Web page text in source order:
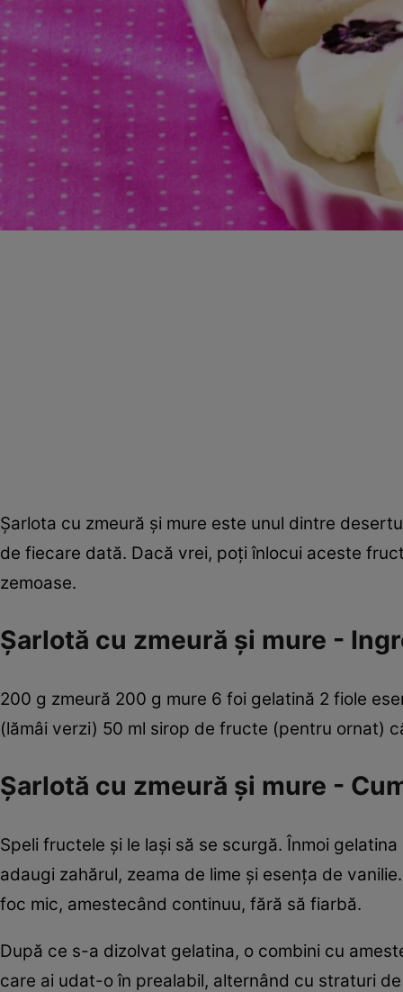
Şarlota cu zmeură şi mure este unul dintre
de fiecare dată. Dacă vrei, poţi înlocui aceste
zemoase.
Şarlotă cu zmeură şi mure -
200 g zmeură 200 g mure 6 foi gelatină 2 fiole
(lămâi verzi) 50 ml sirop de fructe (pentru ornat)
Şarlotă cu zmeură şi mure -
Speli fructele şi le laşi să se scurgă. Înmoi
adaugi zahărul, zeama de lime şi esenţa de
foc mic, amestecând continuu, fără să fiarbă.
După ce s-a dizolvat gelatina, o combini cu
care ai udat-o în prealabil, alternând cu straturi